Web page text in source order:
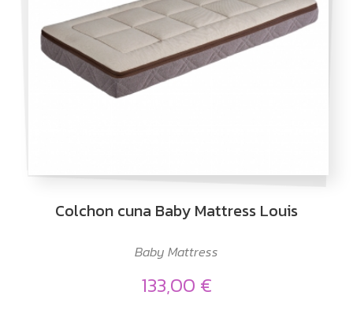
Colchon cuna Baby Mattress Louis
Baby Mattress
133,00 €